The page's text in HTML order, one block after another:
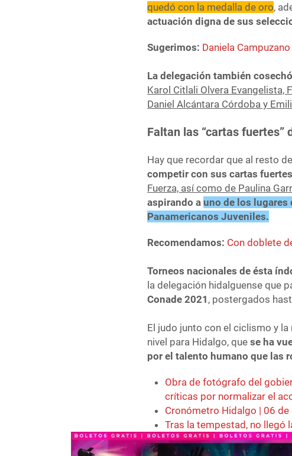
quedó con la medalla de oro,
actuación digna de sus
Sugerimos: Daniela
La delegación también
Karol Citlali Olvera Evangelista,
Daniel Alcántara Córdoba y
Faltan las “cartas fuertes”
Hay que recordar que al resto
competir con sus cartas fuertes
Fuerza, así como de Paulina
aspirando a uno de los
Panamericanos Juveniles.
Recomendamos: Con doblete
Torneos nacionales de ésta
la delegación hidalguense que
Conade 2021 , postergados
El judo junto con el ciclismo y
nivel para Hidalgo, quese ha
por el talento humano que las
Obra de fotógrafo del
críticas por normalizar el
Cronómetro Hidalgo | 06
Tras la tempestad, no llegó